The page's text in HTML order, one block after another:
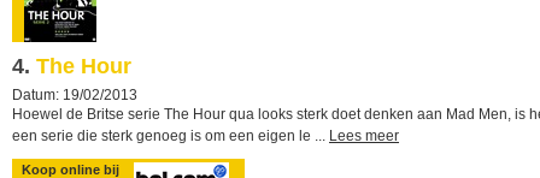
4. The Hour
Datum: 19/02/2013
Hoewel de Britse serie The Hour qua looks sterk doet denken aan Mad Men, is
een serie die sterk genoeg is om een eigen le ... Lees meer
Koop online bij